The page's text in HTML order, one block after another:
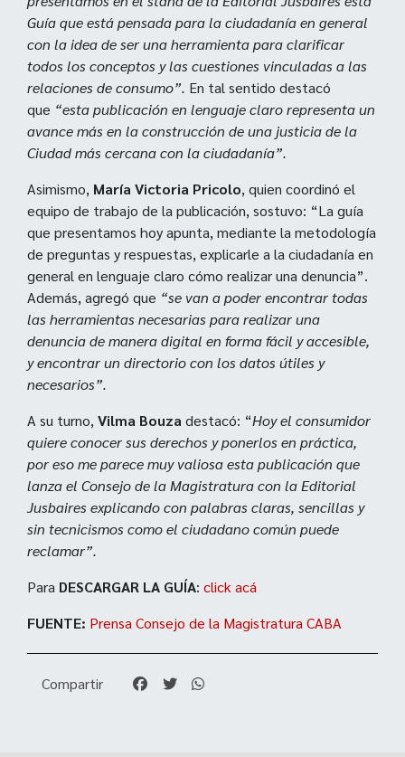
Guía que está pensada para la ciudadanía en general
con la idea de ser una herramienta para clarificar
todos los conceptos y las cuestiones vinculadas a las
relaciones de consumo”. En tal sentido destacó
que “esta publicación en lenguaje claro representa un
avance más en la construcción de una justicia de la
Ciudad más cercana con la ciudadanía”.
Asimismo, María Victoria Pricolo, quien coordinó el
equipo de trabajo de la publicación, sostuvo: “La guía
que presentamos hoy apunta, mediante la metodología
de preguntas y respuestas, explicarle a la ciudadanía en
general en lenguaje claro cómo realizar una denuncia”.
Además, agregó que “se van a poder encontrar todas
las herramientas necesarias para realizar una
denuncia de manera digital en forma fácil y accesible,
y encontrar un directorio con los datos útiles y
necesarios”.
A su turno,Vilma Bouzadestacó: “Hoy el consumidor
quiere conocer sus derechos y ponerlos en práctica,
por eso me parece muy valiosa esta publicación que
lanza el Consejo de la Magistratura con la Editorial
Jusbaires explicando con palabras claras, sencillas y
sin tecnicismos como el ciudadano común puede
reclamar”.
Para DESCARGAR LA GUÍA: click acá
FUENTE: Prensa Consejo de la Magistratura CABA
Compartir